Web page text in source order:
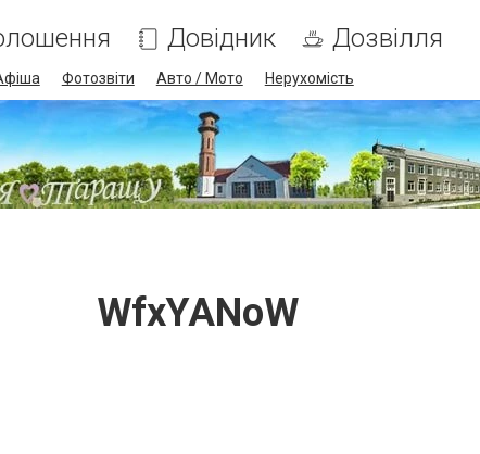
Довідник Дозвілля
Фотозвіти Авто / Мото Нерухомість
WfxYANoW